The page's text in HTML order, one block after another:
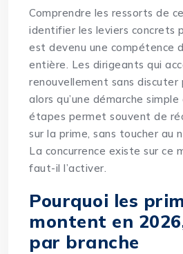
Comprendre les ressorts de
identifier les leviers concrets
est devenu une compétence
entière. Les dirigeants qui
renouvellement sans
alors qu’une démarche
étapes permet souvent de
sur la prime, sans toucher au
La concurrence existe sur ce
faut-il l’activer.
Pourquoi les
montent en
par branche